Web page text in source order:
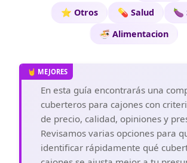
⭐ Otros
💊 Salud
🍆
🍜 Alimentacion
En esta guía encontrarás una
cuberteros para cajones con
de precio, calidad, opiniones y
Revisamos varias opciones para
identificar rápidamente qué